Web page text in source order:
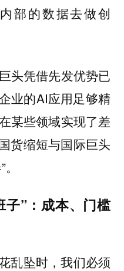
部的数据去做创
头凭借先发优势已
业的AI应用足够精
某些领域实现了差
货缩短与国际巨头
子”：成本、门槛
乱坠时，我们必须